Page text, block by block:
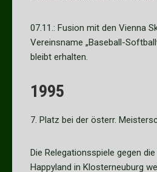
07.11.: Fusion mit den Vienna
Vereinsname „Baseball-
bleibt erhalten.
1995
7. Platz bei der österr.
Die Relegationsspiele gegen
Happyland in Klosterneuburg